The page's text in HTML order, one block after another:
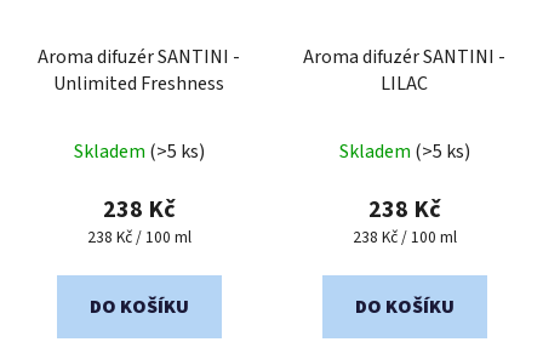
Aroma difuzér SANTINI -
Unlimited Freshness
Skladem (>5 ks)
238 Kč
Měrná
238 Kč / 100 ml
DO KOŠÍKU
Aroma difuzér SANTINI -
LILAC
hodnocení
produktu
je
z
Skladem (>5 ks)
238 Kč
Měrná
238 Kč / 100 ml
DO KOŠÍKU